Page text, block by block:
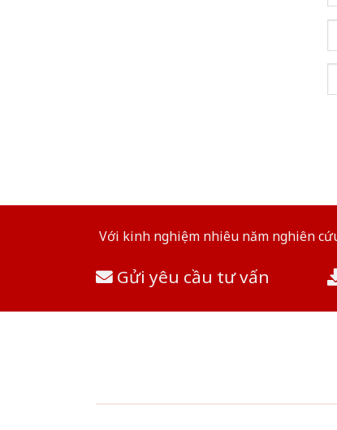
Với kinh nghiệm nhiêu năm nghiên
Gửi yêu cầu tư vấn